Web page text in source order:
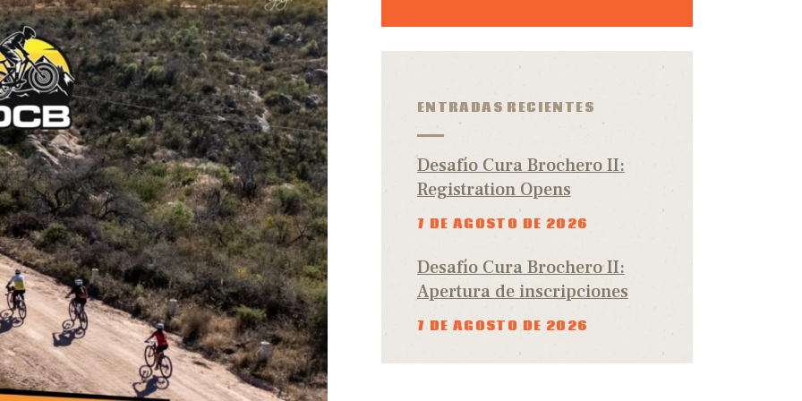
ENTRADAS RECIENTES
Desafío Cura Brochero II:
Registration Opens
7 DE AGOSTO DE 2026
Desafío Cura Brochero II:
Apertura de inscripciones
7 DE AGOSTO DE 2026